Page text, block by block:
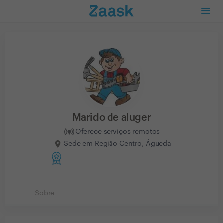
Marido de aluger
Oferece serviços remotos
Sede em Região Centro, Águeda
Sobre